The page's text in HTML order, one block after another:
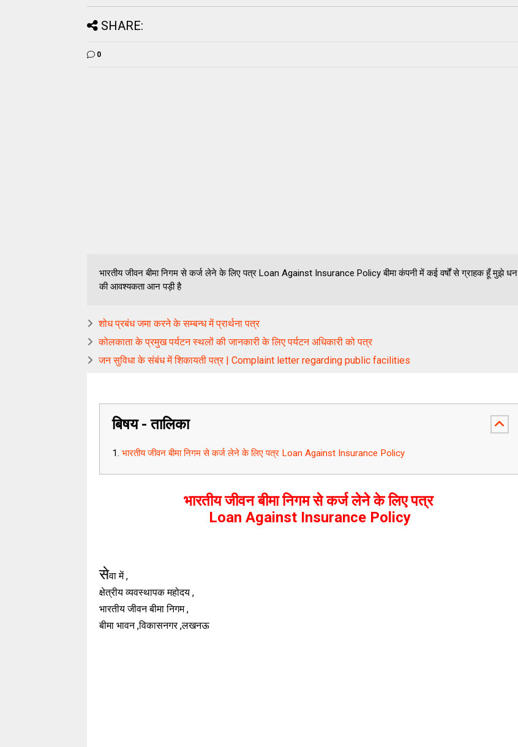
SHARE:
0
भारतीय जीवन बीमा निगम से कर्ज लेने के लिए पत्र Loan Against Insurance Policy बीमा कंपनी में कई वर्षों से ग्राहक हूँ मुझे धन
की आवश्यकता आन पड़ी है
शोध प्रबंध जमा करने के सम्बन्ध में प्रार्थना पत्र
कोलकाता के प्रमुख पर्यटन स्थलों की जानकारी के लिए पर्यटन अधिकारी को पत्र
जन सुविधा के संबंध में शिकायती पत्र | Complaint letter regarding public facilities
बिषय - तालिका
भारतीय जीवन बीमा निगम से कर्ज लेने के लिए पत्र Loan Against Insurance Policy
भारतीय जीवन बीमा निगम से कर्ज लेने के लिए पत्र
Loan Against Insurance Policy
सेवा में ,
क्षेत्रीय व्यवस्थापक महोदय ,
भारतीय जीवन बीमा निगम ,
बीमा भावन ,विकासनगर ,लखनऊ